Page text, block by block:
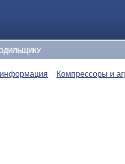
Компрессоры и